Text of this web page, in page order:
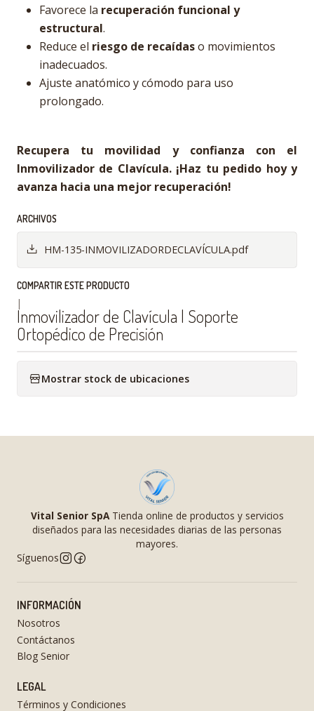
Favorece la recuperación funcional y
estructural.
Reduce el riesgo de recaídaso movimientos
inadecuados.
Ajuste anatómico y cómodo para uso
prolongado.
Recupera tu movilidad y confianza con el
Inmovilizador de Clavícula. ¡Haz tu pedido hoy y
avanza hacia una mejor recuperación!
ARCHIVOS
HM-135-INMOVILIZADORDECLAVÍCULA.pdf
COMPARTIR ESTE PRODUCTO
|
Inmovilizador de Clavícula | Soporte
Ortopédico de Precisión
Mostrar stock de ubicaciones
Vital Senior SpATienda online de productos y servicios
diseñados para las necesidades diarias de las personas
mayores.
Síguenos
INFORMACIÓN
Nosotros
Contáctanos
Blog Senior
LEGAL
Términos y Condiciones